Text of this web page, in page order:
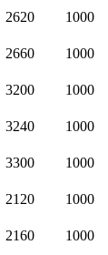
2620 1000
2660 1000
3200 1000
3240 1000
3300 1000
2120 1000
2160 1000